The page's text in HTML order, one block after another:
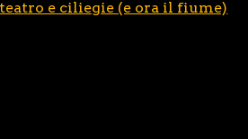
e ciliegie (e ora il fiume)